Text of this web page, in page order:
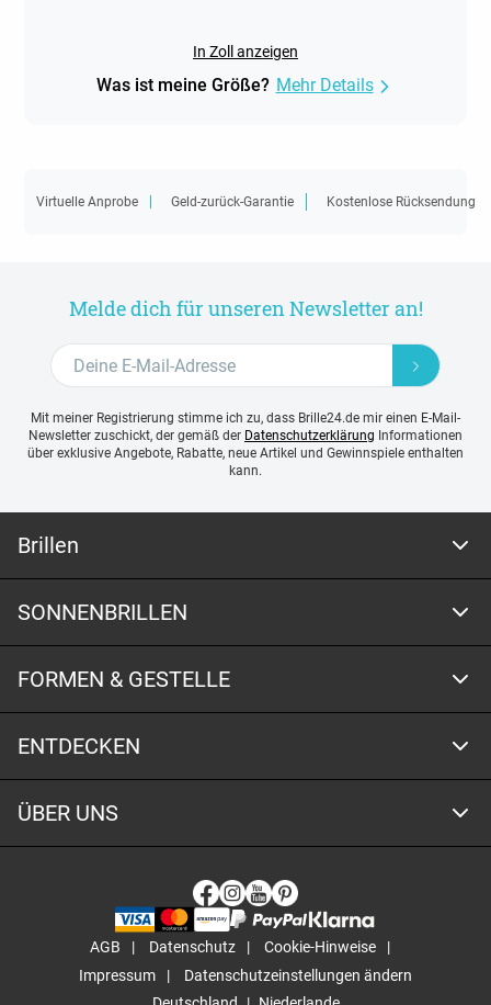
In Zoll anzeigen
Was ist meine Größe? Mehr Details
Virtuelle Anprobe Geld-zurück-Garantie Kostenlose Rücksendung
Melde dich für unseren Newsletter an!
Mit meiner Registrierung stimme ich zu, dass Brille24.de mir einen E-Mail-
Newsletter zuschickt, der gemäß der Datenschutzerklärung Informationen
über exklusive Angebote, Rabatte, neue Artikel und Gewinnspiele enthalten
kann.
Brillen
SONNENBRILLEN
FORMEN & GESTELLE
ENTDECKEN
ÜBER UNS
AGB Datenschutz
Cookie-Hinweise
Impressum
Datenschutzeinstellungen ändern